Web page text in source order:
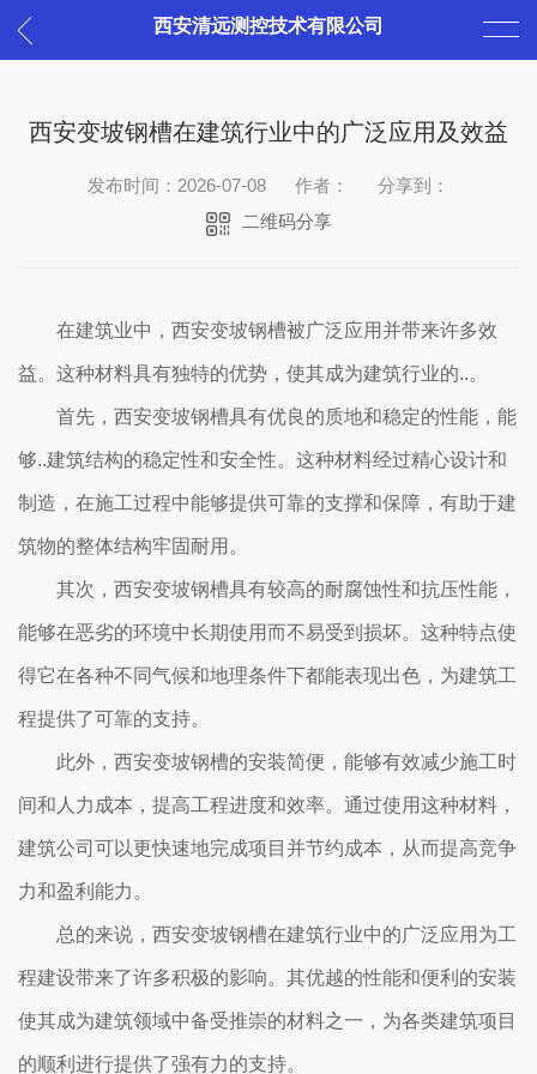
西安清远测控技术有限公司
西安变坡钢槽在建筑行业中的广泛应用及效益
发布时间：2026-07-08 作者：
分享到：
二维码分享
在建筑业中，西安变坡钢槽被广泛应用并带来许多效
益。这种材料具有独特的优势，使其成为建筑行业的..。
首先，西安变坡钢槽具有优良的质地和稳定的性能，能
够..建筑结构的稳定性和安全性。这种材料经过精心设计和
制造，在施工过程中能够提供可靠的支撑和保障，有助于建
筑物的整体结构牢固耐用。
其次，西安变坡钢槽具有较高的耐腐蚀性和抗压性能，
能够在恶劣的环境中长期使用而不易受到损坏。这种特点使
得它在各种不同气候和地理条件下都能表现出色，为建筑工
程提供了可靠的支持。
此外，西安变坡钢槽的安装简便，能够有效减少施工时
间和人力成本，提高工程进度和效率。通过使用这种材料，
建筑公司可以更快速地完成项目并节约成本，从而提高竞争
力和盈利能力。
总的来说，西安变坡钢槽在建筑行业中的广泛应用为工
程建设带来了许多积极的影响。其优越的性能和便利的安装
使其成为建筑领域中备受推崇的材料之一，为各类建筑项目
的顺利进行提供了强有力的支持。